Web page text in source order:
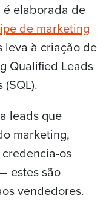
é elaborada de
demarketing
leva à criação de
Qualified Leads
leads que
marketing,
os
estes são
vendedores.